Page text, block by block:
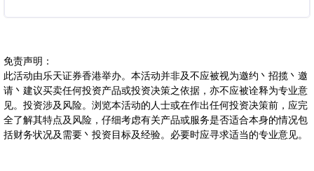
免责声明：
此活动由乐天证券香港举办。本活动并非及不应被视为邀约丶招揽丶邀
请丶建议买卖任何投资产品或投资决策之依据，亦不应被诠释为专业意
见。投资涉及风险。浏览本活动的人士或在作出任何投资决策前，应完
全了解其特点及风险，仔细考虑有关产品或服务是否适合本身的情况包
括财务状况及需要丶投资目标及经验。必要时应寻求适当的专业意见。